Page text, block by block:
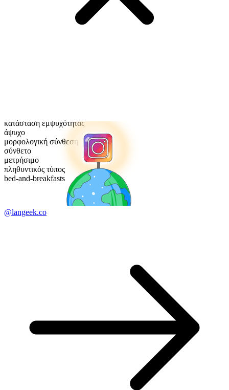
κατάσταση εμψυχότητας
άψυχο
μορφολογική σύνθεση
σύνθετο
μετρήσιμο
πληθυντικός τύπος
bed-and-breakfasts
@langeek.co